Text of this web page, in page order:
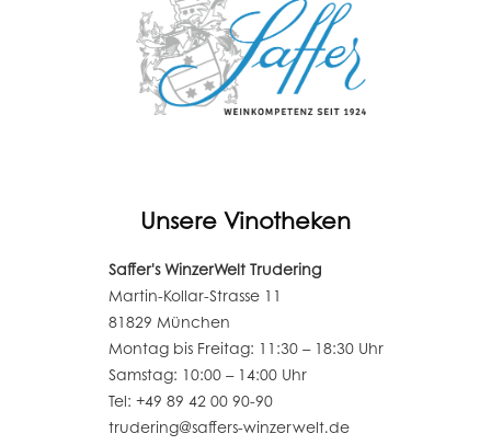
Unsere Vinotheken
Saffer's WinzerWelt Trudering
Martin-Kollar-Strasse 11
81829 München
Montag bis Freitag: 11:30 – 18:30 Uhr
Samstag: 10:00 – 14:00 Uhr
Tel: +49 89 42 00 90-90
trudering@saffers-winzerwelt.de